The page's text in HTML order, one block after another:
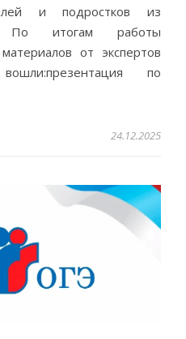
и подростков из
По итогам работы
от экспертов
по
24.12.2025